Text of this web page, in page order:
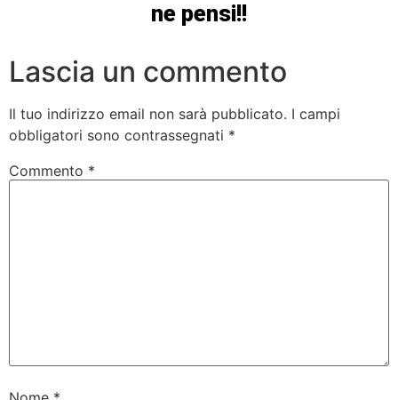
ne pensi!!
Lascia un commento
Il tuo indirizzo email non sarà pubblicato. I campi
obbligatori sono contrassegnati *
Commento *